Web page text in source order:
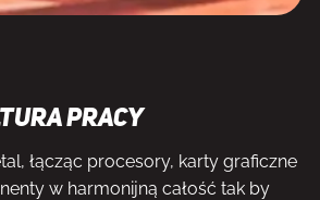
pracy
łącząc procesory, karty graficzne
w harmonijną całość tak by